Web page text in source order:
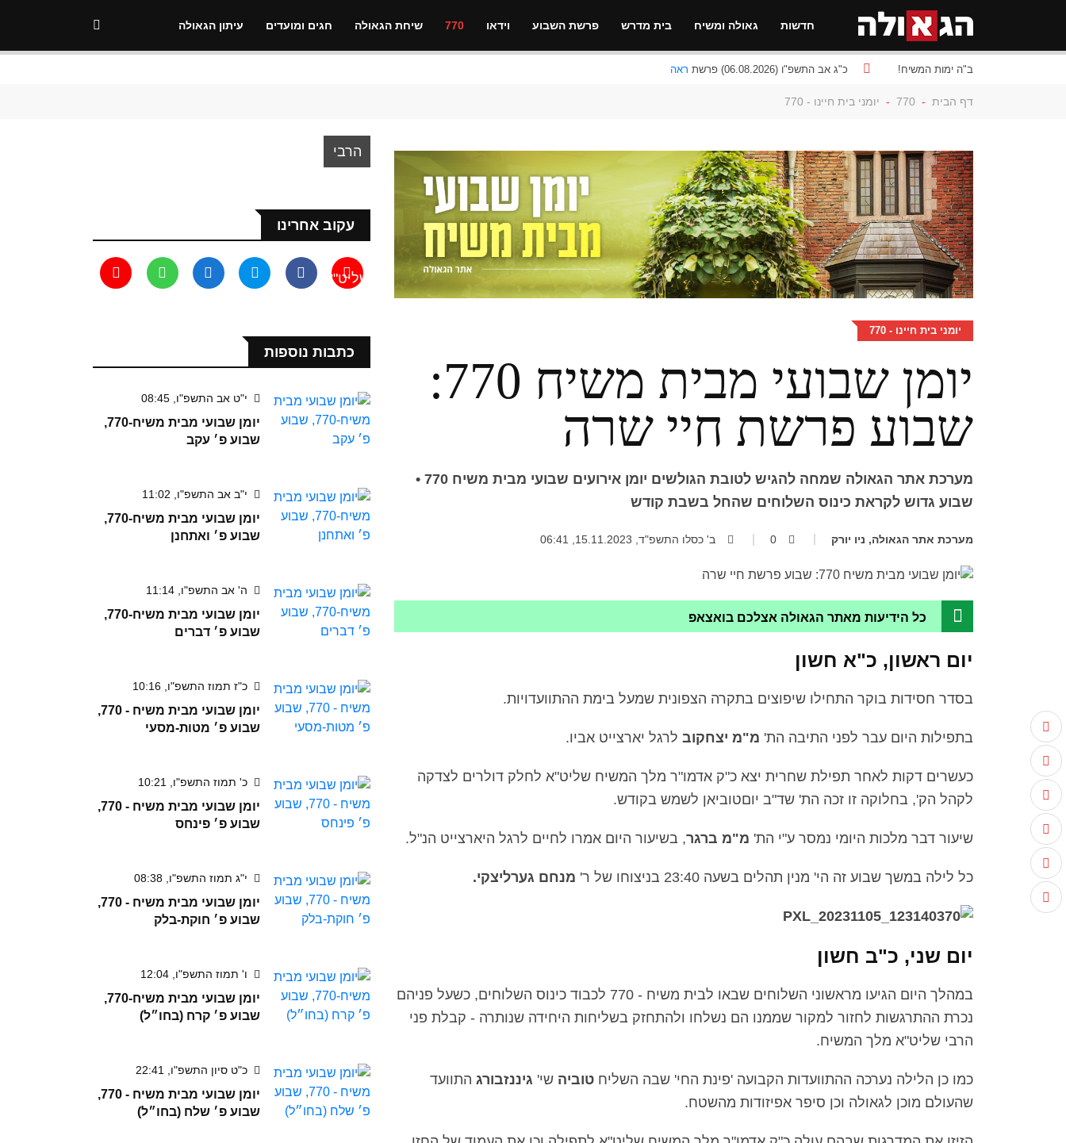
חדשות גאולה ומשיח בית מדרש פרשת השבוע וידאו 770 שיחת הגאולה חגים ומועדים עיתון הגאולה
ב"ה ימות המשיח! כ"ג אב התשפ"ו (06.08.2026) פרשת ראה
דף הבית -
770
- יומני בית חיינו - 770
יומני בית חיינו - 770
יומן שבועי מבית משיח 770:
שבוע פרשת חיי שרה
מערכת אתר הגאולה שמחה להגיש לטובת הגולשים יומן אירועים שבועי מבית משיח 770 •
שבוע גדוש לקראת כינוס השלוחים שהחל בשבת קודש
מערכת אתר הגאולה, ניו יורק 0 ב' כסלו התשפ"ד, 15.11.2023, 06:41
כל הידיעות מאתר הגאולה אצלכם בואצאפ
יום ראשון, כ"א חשון
בסדר חסידות בוקר התחילו שיפוצים בתקרה הצפונית שמעל בימת ההתוועדויות.
בתפילות היום עבר לפני התיבה הת' מ"מ יצחקוב לרגל יארצייט אביו.
כעשרים דקות לאחר תפילת שחרית יצא כ"ק אדמו"ר מלך המשיח שליט"א לחלק דולרים לצדקה
לקהל הק', בחלוקה זו זכה הת' שד"ב יוםטוביאן לשמש בקודש.
שיעור דבר מלכות היומי נמסר ע"י הת' מ"מ ברגר, בשיעור היום אמרו לחיים לרגל היארצייט הנ"ל.
כל לילה במשך שבוע זה הי' מנין תהלים בשעה 23:40 בניצוחו של ר' מנחם גערליצקי.
יום שני, כ"ב חשון
במהלך היום הגיעו מראשוני השלוחים שבאו לבית משיח - 770 לכבוד כינוס השלוחים, כשעל פניהם
נכרת ההתרגשות לחזור למקור שממנו הם נשלחו ולהתחזק בשליחות היחידה שנותרה - קבלת פני
הרבי שליט"א מלך המשיח.
כמו כן הלילה נערכה ההתוועדות הקבועה 'פינת החי' שבה השליח טוביה שי' גיננזבורג התוועד
שהעולם מוכן לגאולה וכן סיפר אפיזודות מהשטח.
הרבי
מלך
המשיח
שליט"א
עקוב אחרינו
כתבות נוספות
י"ט אב התשפ"ו, 08:45
יומן שבועי מבית משיח-770,
שבוע פ׳ עקב
י"ב אב התשפ"ו, 11:02
יומן שבועי מבית משיח-770,
שבוע פ׳ ואתחנן
ה' אב התשפ"ו, 11:14
יומן שבועי מבית משיח-770,
שבוע פ׳ דברים
כ"ז תמוז התשפ"ו, 10:16
יומן שבועי מבית משיח - 770,
שבוע פ׳ מטות-מסעי
כ' תמוז התשפ"ו, 10:21
יומן שבועי מבית משיח - 770,
שבוע פ׳ פינחס
י"ג תמוז התשפ"ו, 08:38
יומן שבועי מבית משיח - 770,
שבוע פ׳ חוקת-בלק
ו' תמוז התשפ"ו, 12:04
יומן שבועי מבית משיח-770,
שבוע פ׳ קרח (בחו״ל)
כ"ט סיון התשפ"ו, 22:41
יומן שבועי מבית משיח - 770,
שבוע פ׳ שלח (בחו״ל)